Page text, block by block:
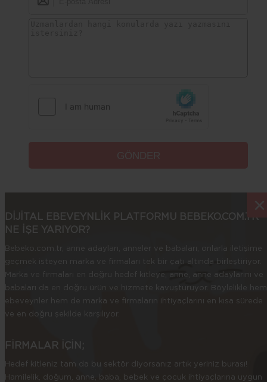
DİJİTAL EBEVEYNLİK PLATFORMU BEBEKO.COM.TR
NE İŞE YARIYOR?
Bebeko.com.tr, anne adayları, anneler ve babaları, onlarla iletişime
geçmek isteyen marka ve firmaları tek bir çatı altında birleştiriyor.
Marka ve firmaları en doğru hedef kitleye, anne, anne adaylarını ve
babaları da en doğru ürün ve hizmete kavuşturuyor. Böylelikle hem
ebeveynler hem de marka ve firmaların ihtiyaçlarını en kısa sürede
ve en doğru şekilde karşılıyor.
FİRMALAR İÇİN;
Hedef kitleniz tam da bu sektör diyorsanız artık yeriniz burası!
Hamilelik, doğum, anne, baba, bebek ve çocuk ihtiyaçlarına uygun